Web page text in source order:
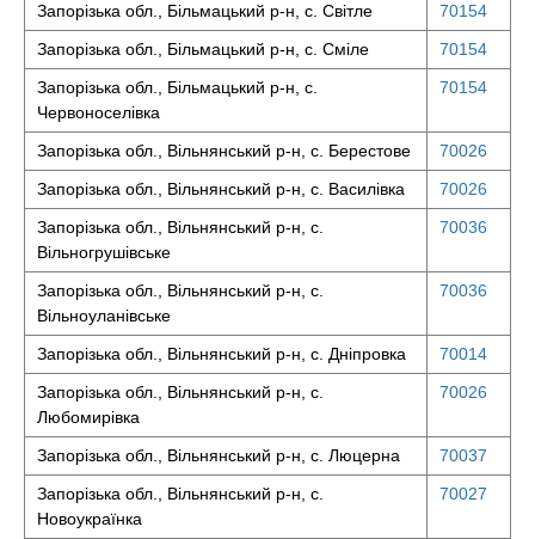
Запорізька обл., Більмацький р-н, с. Світле
70154
Запорізька обл., Більмацький р-н, с. Сміле
70154
Запорізька обл., Більмацький р-н, с.
Червоноселівка
70154
Запорізька обл., Вільнянський р-н, с. Берестове
70026
Запорізька обл., Вільнянський р-н, с. Василівка
70026
Запорізька обл., Вільнянський р-н, с.
Вільногрушівське
70036
Запорізька обл., Вільнянський р-н, с.
Вільноуланівське
70036
Запорізька обл., Вільнянський р-н, с. Дніпровка
70014
Запорізька обл., Вільнянський р-н, с.
Любомирівка
70026
Запорізька обл., Вільнянський р-н, с. Люцерна
70037
Запорізька обл., Вільнянський р-н, с.
Новоукраїнка
70027